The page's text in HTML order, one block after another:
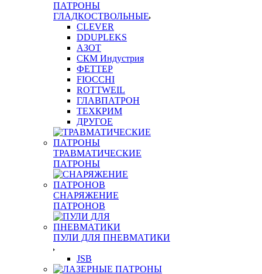
ПАТРОНЫ
ГЛАДКОСТВОЛЬНЫЕ
CLEVER
DDUPLEKS
АЗОТ
СКМ Индустрия
ФЕТТЕР
FIOCCHI
ROTTWEIL
ГЛАВПАТРОН
ТЕХКРИМ
ДРУГОЕ
ТРАВМАТИЧЕСКИЕ
ПАТРОНЫ
СНАРЯЖЕНИЕ
ПАТРОНОВ
ПУЛИ ДЛЯ ПНЕВМАТИКИ
JSB